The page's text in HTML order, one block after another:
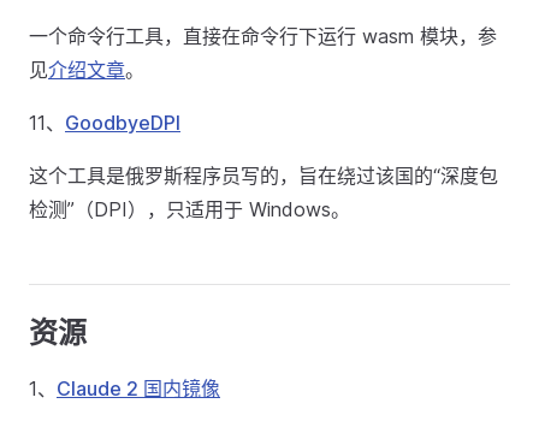
一个命令行工具，直接在命令行下运行 wasm 模块，参
见介绍文章。
11、 GoodbyeDPI
这个工具是俄罗斯程序员写的，旨在绕过该国的“深度包
检测”（DPI），只适用于 Windows。
资源
1、 Claude 2 国内镜像